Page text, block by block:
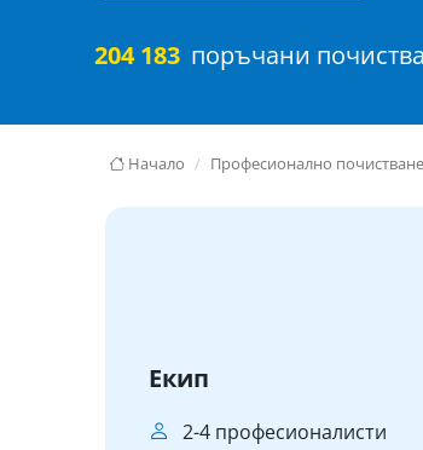
204 183 поръчани
Начало Професионално
Екип
2-4 професионалисти